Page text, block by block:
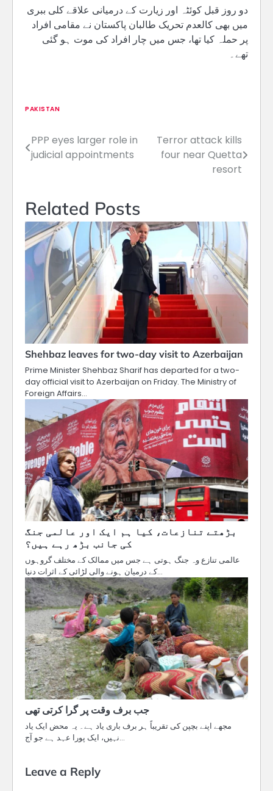
دو روز قبل کوئٹہ اور زیارت کے درمیانی علاقے کلی ببری
میں بھی کالعدم تحریک طالبان پاکستان نے مقامی افراد
پر حملہ کیا تھا، جس میں چار افراد کی موت ہو گئی
تھے۔
PAKISTAN
Post
navigation
PPP eyes larger role in
judicial appointments
Terror attack kills
four near Quetta
resort
Related Posts
Shehbaz leaves for two-day visit to Azerbaijan
Prime Minister Shehbaz Sharif has departed for a two-
day official visit to Azerbaijan on Friday. The Ministry of
Foreign Affairs…
بڑھتے تنازعات، کیا ہم ایک اور عالمی جنگ
کی جانب بڑھ رہے ہیں؟
عالمی تنازع وہ جنگ ہوتی ہے جس میں ممالک کے مختلف گروہوں
کے درمیان ہونے والی لڑائی کے اثرات دنیا…
جب برف وقت پر گرا کرتی تھی
مجھے اپنے بچپن کی تقریباً ہر برف باری یاد ہے۔ یہ محض ایک یاد
نہیں، ایک پورا عہد ہے جو آج…
Leave a Reply